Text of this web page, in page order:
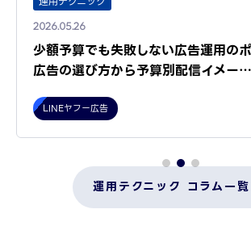
2026.05.26
少額予算でも失敗しない広告運用の
広告の選び方から予算別配信イメー…
LINEヤフー広告
運用テクニック コラム一覧